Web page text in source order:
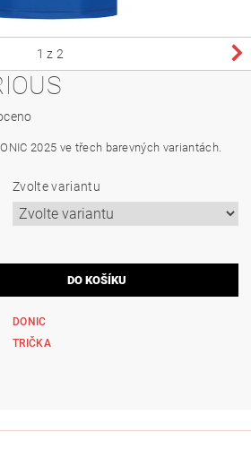
1 z 2
2025 ve třech barevných variantách.
Zvolte variantu
DONIC
TRIČKA